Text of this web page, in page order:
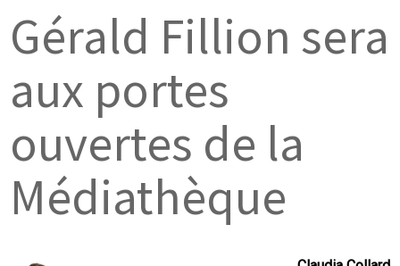
Gérald Fillion sera
aux portes
ouvertes de la
Médiathèque